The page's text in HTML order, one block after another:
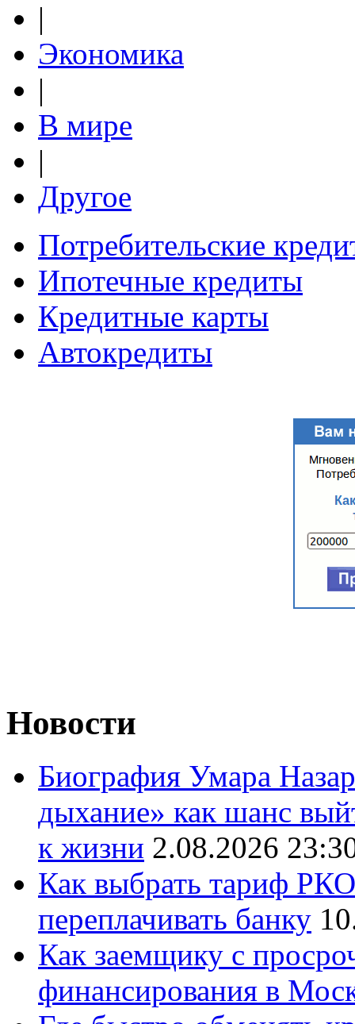
|
Экономика
|
В мире
|
Другое
Потребительские
Ипотечные кредиты
Кредитные карты
Автокредиты
Новости
Биография Умара
дыхание» как шанс
к жизни 2.08.2026
Как выбрать тариф
переплачивать банку
Как заемщику с
финансирования в